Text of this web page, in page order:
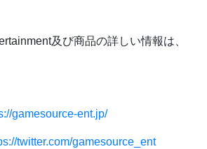
及び商品の詳しい情報は、
gamesource-ent.jp/
twitter.com/gamesource_ent